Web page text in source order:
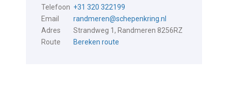
Telefoon +31 320 322199
Email
randmeren@schepenkring.nl
Adres
Strandweg 1, Randmeren 8256RZ
Route
Bereken route